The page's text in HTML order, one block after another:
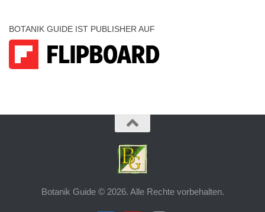
BOTANIK GUIDE IST PUBLISHER AUF
Botanik Guide © 2026. Alle Rechte vorbehalten.